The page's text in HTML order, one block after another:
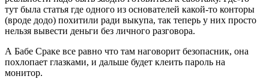
тут была статья где одного из основателей какой-то конторы
(вроде додо) похитили ради выкупа, так теперь у них просто
нельзя вывести деньги без личного разговора.
А Бабе Сраке все равно что там наговорит безопасник, она
похлопает глазками, и дальше будет клеить пароль на
монитор.